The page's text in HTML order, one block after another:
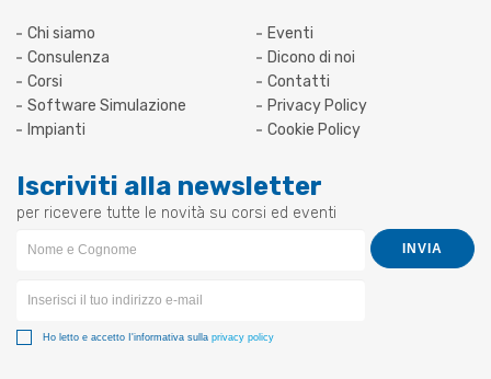
Chi siamo
Consulenza
Corsi
Software Simulazione
Impianti
Eventi
Dicono di noi
Contatti
Privacy Policy
Cookie Policy
Iscriviti alla newsletter
per ricevere tutte le novità su corsi ed eventi
Newsletter
Ho letto e accetto I'informativa sulla privacy policy
INVIA